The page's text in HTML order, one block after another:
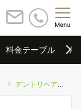
Menu
料金テーブル 店
デントリペア